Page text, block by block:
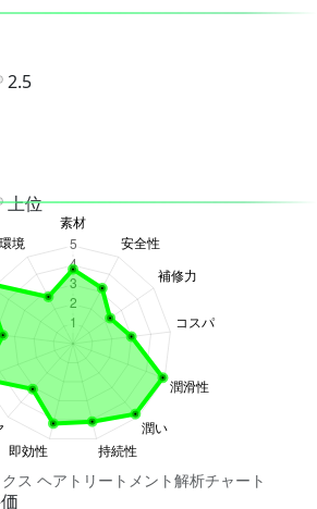
2.5
上位
ス ヘアトリートメント解析チャート